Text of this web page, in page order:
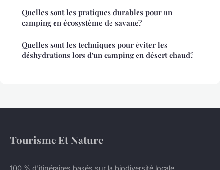
Quelles sont les pratiques durables pour un
camping en écosystème de savane?
Quelles sont les techniques pour éviter les
déshydrations lors d'un camping en désert chaud?
Tourisme Et Nature
100 % d'itinéraires basés sur la biodiversité locale